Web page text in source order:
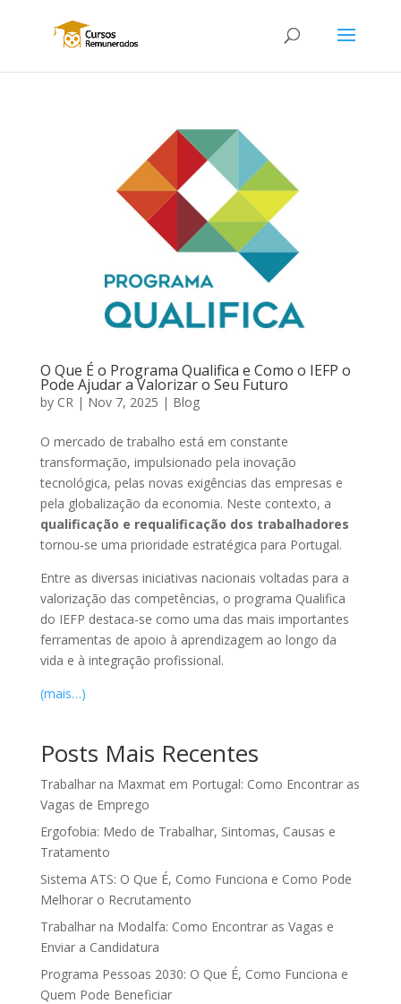
O Que É o Programa Qualifica e Como o IEFP o
Pode Ajudar a Valorizar o Seu Futuro
by CR| Nov 7, 2025 | Blog
O mercado de trabalho está em constante
transformação, impulsionado pela inovação
tecnológica, pelas novas exigências das empresas e
pela globalização da economia. Neste contexto, a
qualificação e requalificação dos trabalhadores
tornou-se uma prioridade estratégica para Portugal.
Entre as diversas iniciativas nacionais voltadas para a
valorização das competências, o programa Qualifica
do IEFP destaca-se como uma das mais importantes
ferramentas de apoio à aprendizagem ao longo da
vida e à integração profissional.
(mais…)
Posts Mais Recentes
Trabalhar na Maxmat em Portugal: Como Encontrar as
Vagas de Emprego
Ergofobia: Medo de Trabalhar, Sintomas, Causas e
Tratamento
Sistema ATS: O Que É, Como Funciona e Como Pode
Melhorar o Recrutamento
Trabalhar na Modalfa: Como Encontrar as Vagas e
Enviar a Candidatura
Programa Pessoas 2030: O Que É, Como Funciona e
Quem Pode Beneficiar